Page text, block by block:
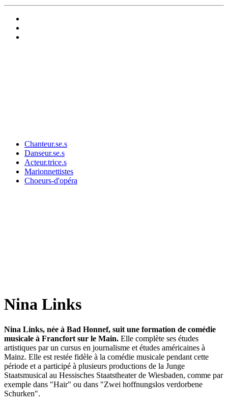
Chanteur.se.s
Danseur.se.s
Acteur.trice.s
Marionnettistes
Choeurs-d'opéra
Nina Links
Nina Links, née à Bad Honnef, suit une formation de comédie
musicale à Francfort sur le Main. Elle complète ses études
artistiques par un cursus en journalisme et études américaines à
Mainz. Elle est restée fidèle à la comédie musicale pendant cette
période et a participé à plusieurs productions de la Junge
Staatsmusical au Hessisches Staatstheater de Wiesbaden, comme par
exemple dans "Hair" ou dans "Zwei hoffnungslos verdorbene
Schurken".